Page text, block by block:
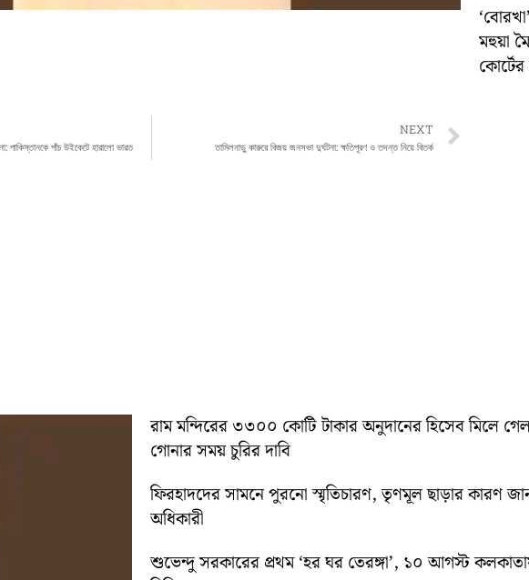
পাঁচ উইকেটে হারালো ভারত
NEXT
তামিলনাড়ু কারুরে বিজয় জনসভা দুর্ঘটনা: ক্ষতিপূরণ ও তদন্ত নিয়ে বিতর্ক
মহুয়া
কোর্টের
রাম মন্দিরের ৩৩০০ কোটি টাকার অনুদানের হিসেব মিলে
গোনার সময় চুরির দাবি
ফিরহাদদের সামনে পুরনো স্মৃতিচারণ, তৃণমূল ছাড়ার কারণ
অধিকারী
শুভেন্দু সরকারের প্রথম ‘হর ঘর তেরঙ্গা’, ১০ আগস্ট